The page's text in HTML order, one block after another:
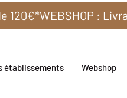
établissements Webshop